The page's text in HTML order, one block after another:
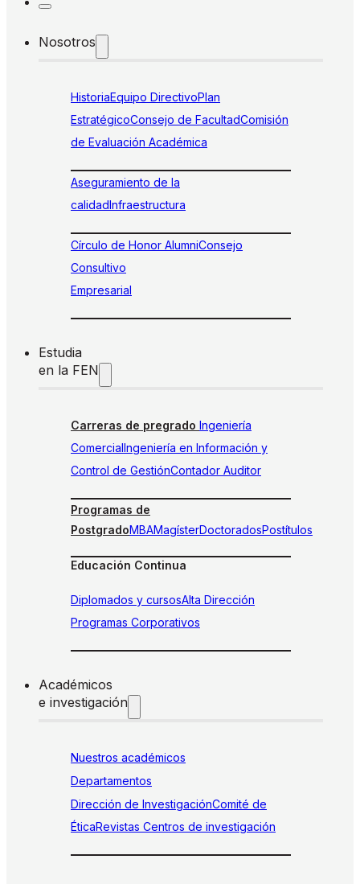
Nosotros
HistoriaEquipo DirectivoPlan
EstratégicoConsejo de FacultadComisión
de Evaluación Académica
Aseguramiento de la
calidadInfraestructura
Círculo de Honor AlumniConsejo
Consultivo
Empresarial
Estudia
en la FEN
Carreras de pregrado Ingeniería
ComercialIngeniería en Información y
Control de GestiónContador Auditor
Programas de
PostgradoMBAMagísterDoctoradosPostítulos
Educación Continua
Diplomados y cursosAlta Dirección
Programas Corporativos
Académicos
e investigación
Nuestros académicos
Departamentos
Dirección de InvestigaciónComité de
ÉticaRevistas Centros de investigación